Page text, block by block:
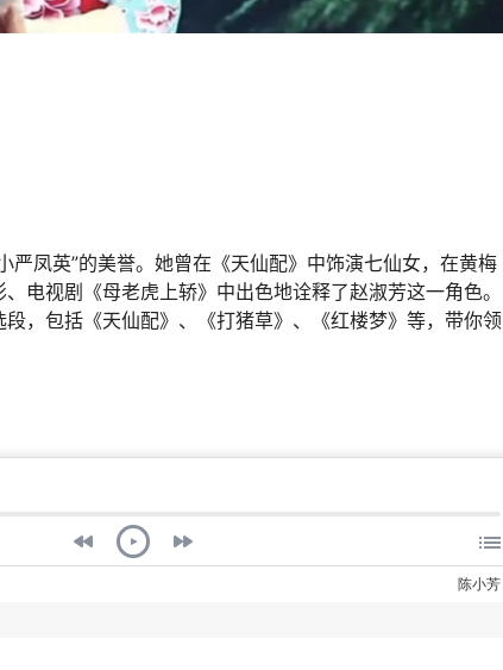
严凤英”的美誉。她曾在《天仙配》中饰演七仙女，在黄梅
电视剧《母老虎上轿》中出色地诠释了赵淑芳这一角色。
，包括《天仙配》、《打猪草》、《红楼梦》等，带你领
陈小芳